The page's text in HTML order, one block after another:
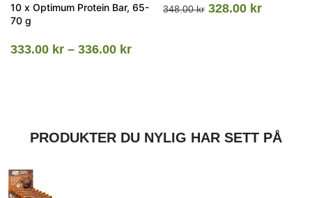
10 x Optimum Protein Bar, 65-
70 g
333.00 kr – 336.00 kr
348.00kr 328.00 kr
PRODUKTER DU NYLIG HAR SETT PÅ